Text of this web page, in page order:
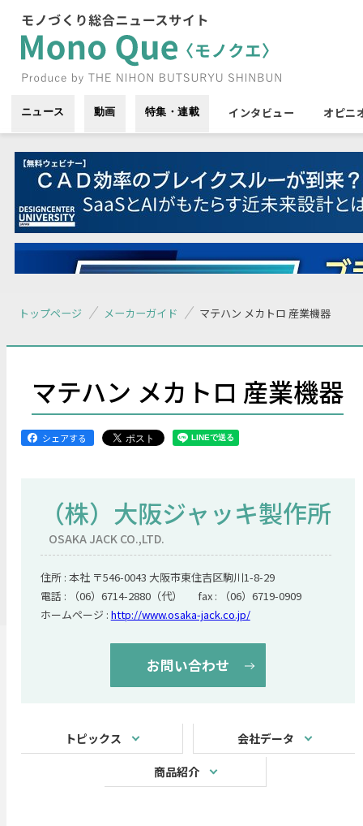
ニュース 動画 特集・連載 インタビュー オピニ
トップページ メーカーガイド マテハン メカトロ 産業機器
マテハン メカトロ 産業機器
シェアする
（株）大阪ジャッキ製作所
OSAKA JACK CO.,LTD.
住所 : 本社 〒546-0043 大阪市東住吉区駒川1-8-29
電話 : （06）6714-2880（代） fax : （06）6719-0909
ホームページ : http://www.osaka-jack.co.jp/
お問い合わせ
トピックス 会社データ
商品紹介